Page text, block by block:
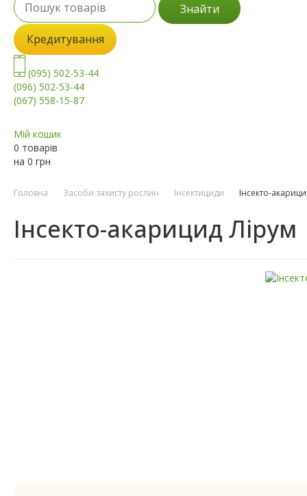
Знайти
Кредитування
(095) 502-53-44
(096) 502-53-44
(067) 558-15-87
Мій кошик
0 товарів
на 0 грн
Головна Засоби захисту рослин Інсектициди Інсекто-
Інсекто-акарицид Лірум